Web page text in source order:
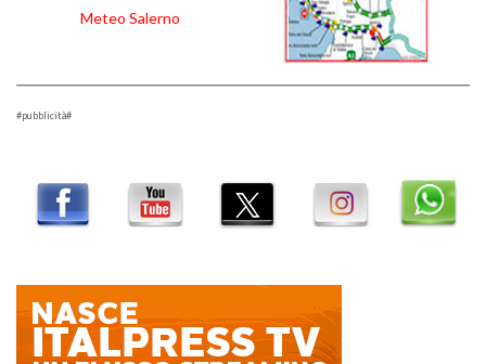
Meteo Salerno
#pubblicità#